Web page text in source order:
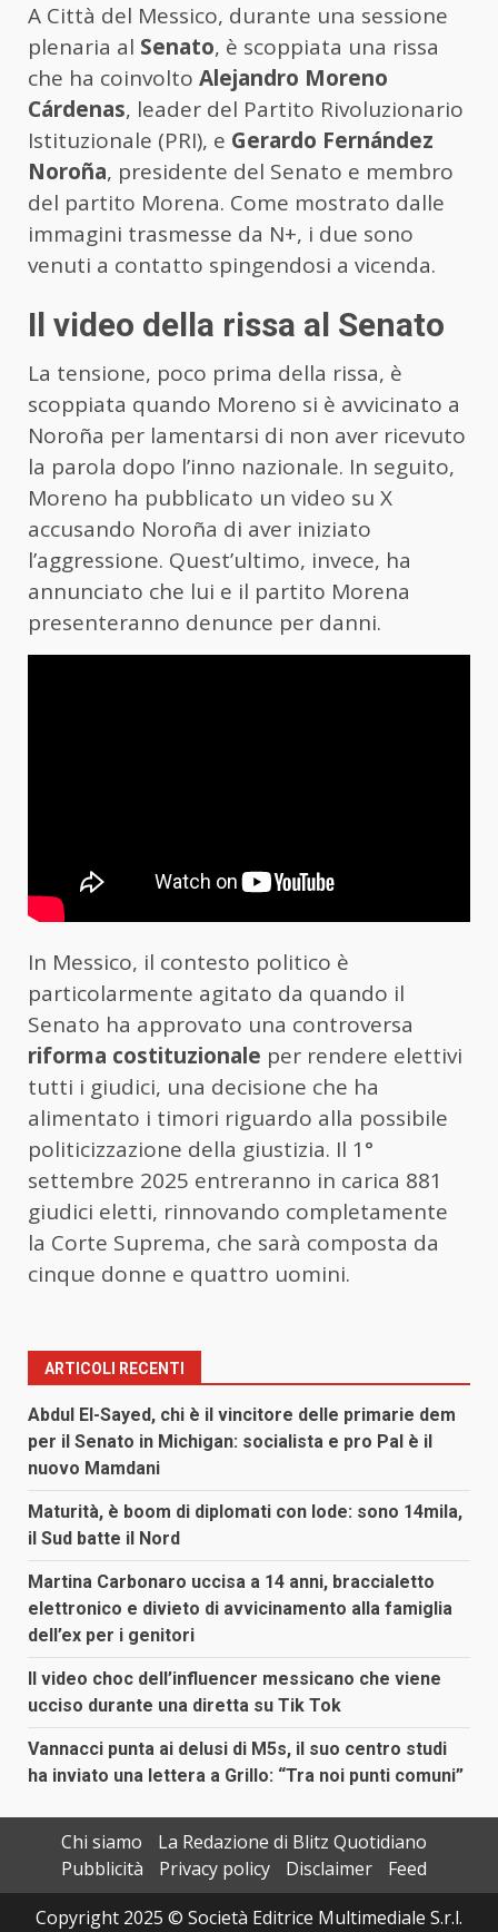
A Città del Messico, durante una sessione
plenaria al Senato, è scoppiata una rissa
che ha coinvolto Alejandro Moreno
Cárdenas, leader del Partito Rivoluzionario
Istituzionale (PRI), e Gerardo Fernández
Noroña, presidente del Senato e membro
del partito Morena. Come mostrato dalle
immagini trasmesse da N+, i due sono
venuti a contatto spingendosi a vicenda.
Il video della rissa al Senato
La tensione, poco prima della rissa, è
scoppiata quando Moreno si è avvicinato a
Noroña per lamentarsi di non aver ricevuto
la parola dopo l’inno nazionale. In seguito,
Moreno ha pubblicato un video su X
accusando Noroña di aver iniziato
l’aggressione. Quest’ultimo, invece, ha
annunciato che lui e il partito Morena
presenteranno denunce per danni.
In Messico, il contesto politico è
particolarmente agitato da quando il
Senato ha approvato una controversa
riforma costituzionale per rendere elettivi
tutti i giudici, una decisione che ha
alimentato i timori riguardo alla possibile
politicizzazione della giustizia. Il 1°
settembre 2025 entreranno in carica 881
giudici eletti, rinnovando completamente
la Corte Suprema, che sarà composta da
cinque donne e quattro uomini.
ARTICOLI RECENTI
Abdul El-Sayed, chi è il vincitore delle primarie dem
per il Senato in Michigan: socialista e pro Pal è il
nuovo Mamdani
Maturità, è boom di diplomati con lode: sono 14mila,
il Sud batte il Nord
Martina Carbonaro uccisa a 14 anni, braccialetto
elettronico e divieto di avvicinamento alla famiglia
dell’ex per i genitori
Il video choc dell’influencer messicano che viene
ucciso durante una diretta su Tik Tok
Vannacci punta ai delusi di M5s, il suo centro studi
ha inviato una lettera a Grillo: “Tra noi punti comuni”
Chi siamo
La Redazione di Blitz Quotidiano
Pubblicità
Privacy policy Disclaimer
Feed
Copyright 2025 © Società Editrice Multimediale S.r.l.